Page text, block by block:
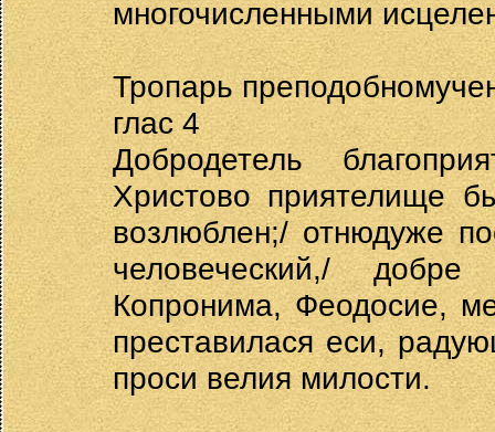
многочисленными
Тропарь
глас 4
Добродетель
Христово приятелище
возлюблен;/ отнюдуже
человеческий,/
Копронима, Феодосие,
преставилася еси,
проси велия милости.